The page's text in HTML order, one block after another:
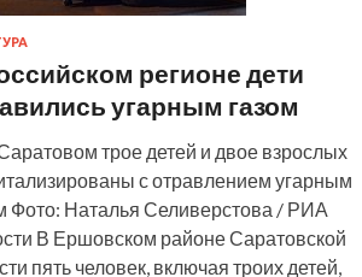
регионе дети
угарным газом
трое детей и двое взрослых
с отравлением угарным
Фото: Наталья Селиверстова / РИА
В Ершовском районе Саратовской
пять человек, включая троих детей,